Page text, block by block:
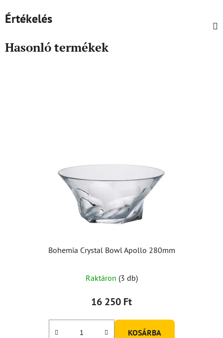
Értékelés
Hasonló termékek
Bohemia Crystal Bowl Apollo 280mm
Raktáron (3 db)
16 250 Ft
KOSÁRBA